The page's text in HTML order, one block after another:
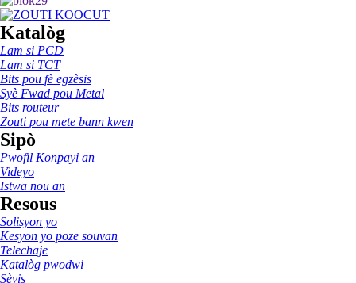
Katalòg
Lam si PCD
Lam si TCT
Bits pou fè egzèsis
Syè Fwad pou Metal
Bits routeur
Zouti pou mete bann kwen
Sipò
Pwofil Konpayi an
Videyo
Istwa nou an
Resous
Solisyon yo
Kesyon yo poze souvan
Telechaje
Katalòg pwodwi
Sèvis